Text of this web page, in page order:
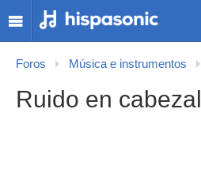
Foros Música e instrumentos
Ruido en cabezal